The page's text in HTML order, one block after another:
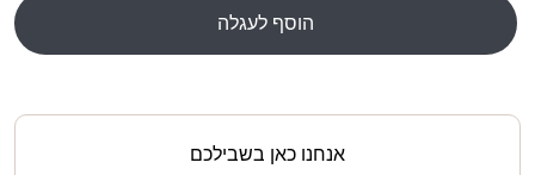
הוסף לעגלה
אנחנו כאן בשבילכם